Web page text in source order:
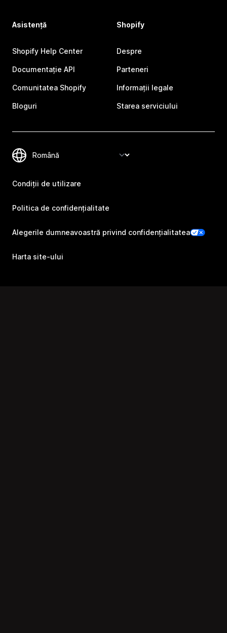
Asistență
Shopify Help Center
Documentație API
Comunitatea Shopify
Bloguri
Shopify
Despre
Parteneri
Informații legale
Starea serviciului
Condiții de utilizare
Politica de confidențialitate
Alegerile dumneavoastră privind confidențialitatea
Harta site-ului